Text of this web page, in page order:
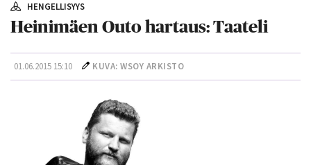
HENGELLISYYS
Heinimäen Outo hartaus: Taateli
01.06.2015 15:10 KUVA: WSOY ARKISTO